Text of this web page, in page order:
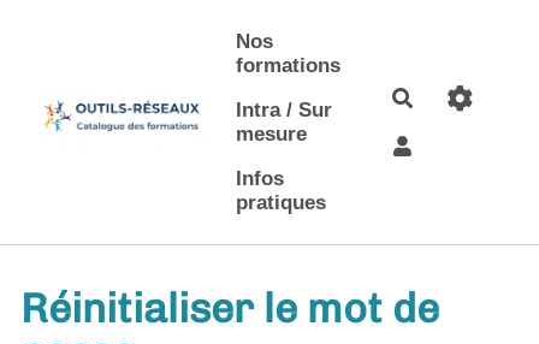
Aller au contenu principal
Nos
formations
Intra / Sur
mesure
Infos
pratiques
Rechercher
Réinitialiser le mot de